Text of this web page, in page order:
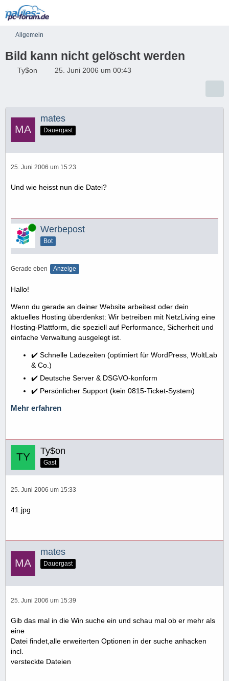
Allgemein
Bild kann nicht gelöscht werden
Ty$on 25. Juni 2006 um 00:43
mates
Dauergast
25. Juni 2006 um 15:23
Und wie heisst nun die Datei?
Online Werbepost
Bot
Gerade eben Anzeige
Hallo!
Wenn du gerade an deiner Website arbeitest oder dein
aktuelles Hosting überdenkst: Wir betreiben mit NetzLiving eine
Hosting-Plattform, die speziell auf Performance, Sicherheit und
einfache Verwaltung ausgelegt ist.
✔️ Schnelle Ladezeiten (optimiert für WordPress, WoltLab
& Co.)
✔️ Deutsche Server & DSGVO-konform
✔️ Persönlicher Support (kein 0815-Ticket-System)
Mehr erfahren
Ty$on
Gast
25. Juni 2006 um 15:33
41.jpg
mates
Dauergast
25. Juni 2006 um 15:39
Gib das mal in die Win suche ein und schau mal ob er mehr als
eine
Datei findet,alle erweiterten Optionen in der suche anhacken
incl.
versteckte Dateien